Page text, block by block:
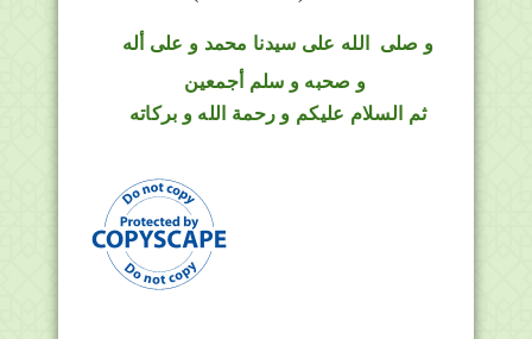
و صلى الله على سيدنا محمد و على أله
و صحبه و سلم أجمعين
ثم السلام عليكم و رحمة الله و بركاته